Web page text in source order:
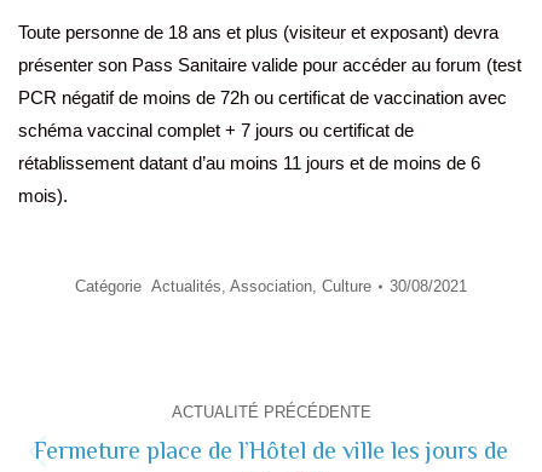
Toute personne de 18 ans et plus (visiteur et exposant) devra
présenter son Pass Sanitaire valide pour accéder au forum (test
PCR négatif de moins de 72h ou certificat de vaccination avec
schéma vaccinal complet + 7 jours ou certificat de
rétablissement datant d’au moins 11 jours et de moins de 6
mois).
Catégorie Actualités, Association, Culture 30/08/2021
de
ACTUALITÉ PRÉCÉDENTE
Fermeture place de l’Hôtel de ville les jours de